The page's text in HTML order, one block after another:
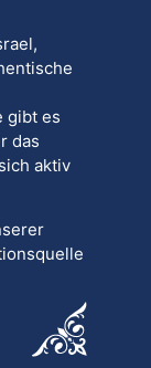
gibt es
das
aktiv